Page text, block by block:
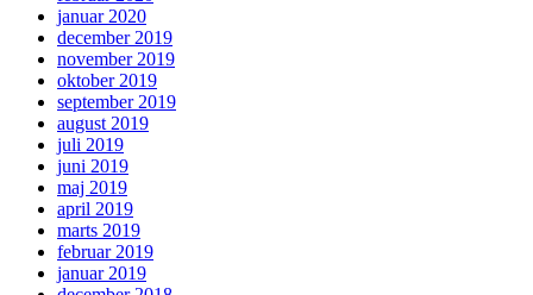
januar 2020
december 2019
november 2019
oktober 2019
september 2019
august 2019
juli 2019
juni 2019
maj 2019
april 2019
marts 2019
februar 2019
januar 2019